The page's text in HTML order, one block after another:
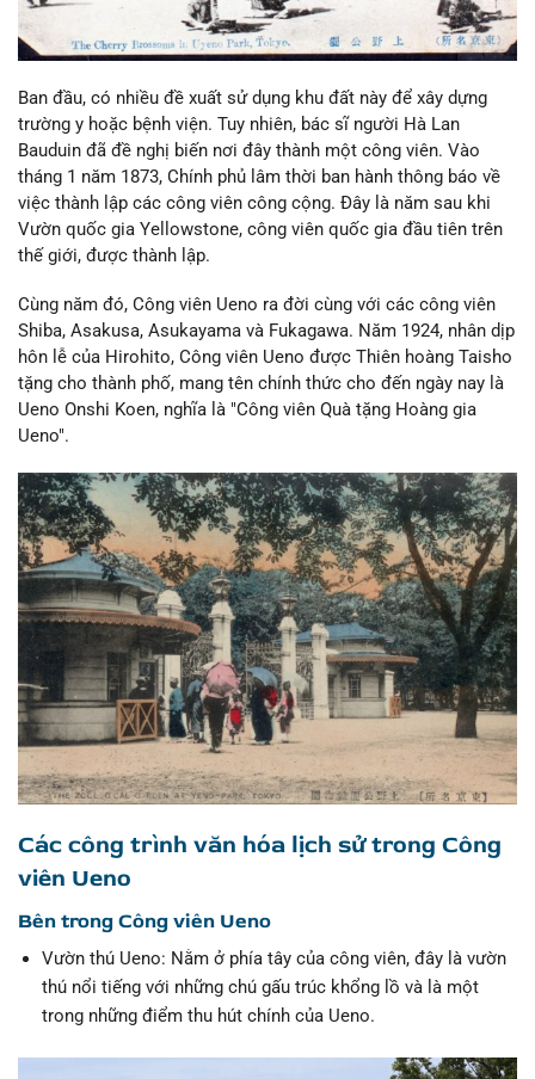
Ban đầu, có nhiều đề xuất sử dụng khu đất này để xây dựng
trường y hoặc bệnh viện. Tuy nhiên, bác sĩ người Hà Lan
Bauduin đã đề nghị biến nơi đây thành một công viên. Vào
tháng 1 năm 1873, Chính phủ lâm thời ban hành thông báo về
việc thành lập các công viên công cộng. Đây là năm sau khi
Vườn quốc gia Yellowstone, công viên quốc gia đầu tiên trên
thế giới, được thành lập.
Cùng năm đó, Công viên Ueno ra đời cùng với các công viên
Shiba, Asakusa, Asukayama và Fukagawa. Năm 1924, nhân dịp
hôn lễ của Hirohito, Công viên Ueno được Thiên hoàng Taisho
tặng cho thành phố, mang tên chính thức cho đến ngày nay là
Ueno Onshi Koen, nghĩa là "Công viên Quà tặng Hoàng gia
Ueno".
Các công trình văn hóa lịch sử trong Công
viên Ueno
Bên trong Công viên Ueno
Vườn thú Ueno: Nằm ở phía tây của công viên, đây là vườn
thú nổi tiếng với những chú gấu trúc khổng lồ và là một
trong những điểm thu hút chính của Ueno.